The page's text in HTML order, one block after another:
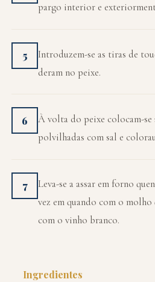
pargo interior e
5
Introduzem-se as tiras de
deram no peixe.
6
À volta do peixe colocam-se
polvilhadas com sal e
7
Leva-se a assar em forno
vez em quando com o molho
com o vinho branco.
Ingredientes